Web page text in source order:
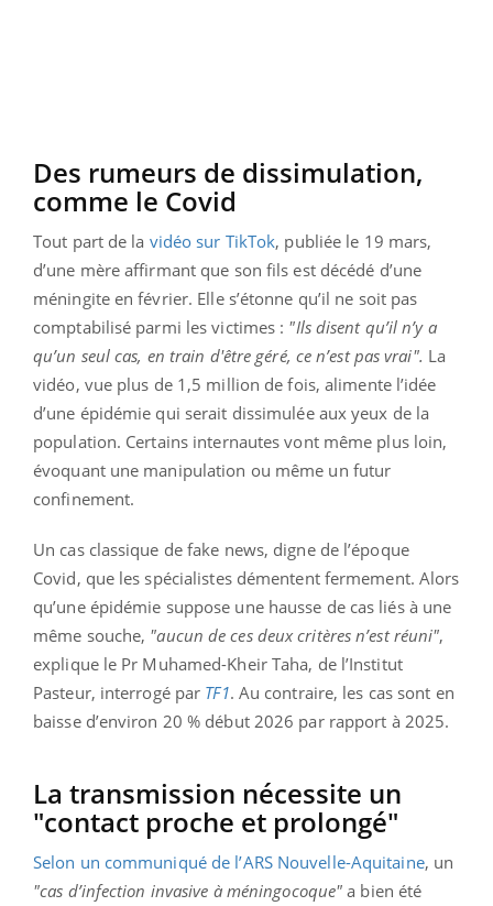
Des rumeurs de dissimulation,
comme le Covid
Tout part de la vidéo sur TikTok, publiée le 19 mars,
d’une mère affirmant que son fils est décédé d’une
méningite en février. Elle s’étonne qu’il ne soit pas
comptabilisé parmi les victimes : "Ils disent qu’il n’y a
qu’un seul cas, en train d'être géré, ce n’est pas vrai". La
vidéo, vue plus de 1,5 million de fois, alimente l’idée
d’une épidémie qui serait dissimulée aux yeux de la
population. Certains internautes vont même plus loin,
évoquant une manipulation ou même un futur
confinement.
Un cas classique de fake news, digne de l’époque
Covid, que les spécialistes démentent fermement. Alors
qu’une épidémie suppose une hausse de cas liés à une
même souche, "aucun de ces deux critères n’est réuni",
explique le Pr Muhamed-Kheir Taha, de l’Institut
Pasteur, interrogé par TF1. Au contraire, les cas sont en
baisse d’environ 20 % début 2026 par rapport à 2025.
La transmission nécessite un
"contact proche et prolongé"
Selon un communiqué de l’ARS Nouvelle-Aquitaine, un
"cas d’infection invasive à méningocoque" a bien été